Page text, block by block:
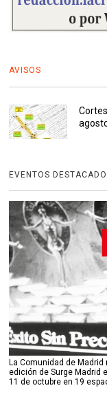
AVISOS
EVENTOS
La Comunidad de
edición de Surge Madrid
11 de octubre en 19